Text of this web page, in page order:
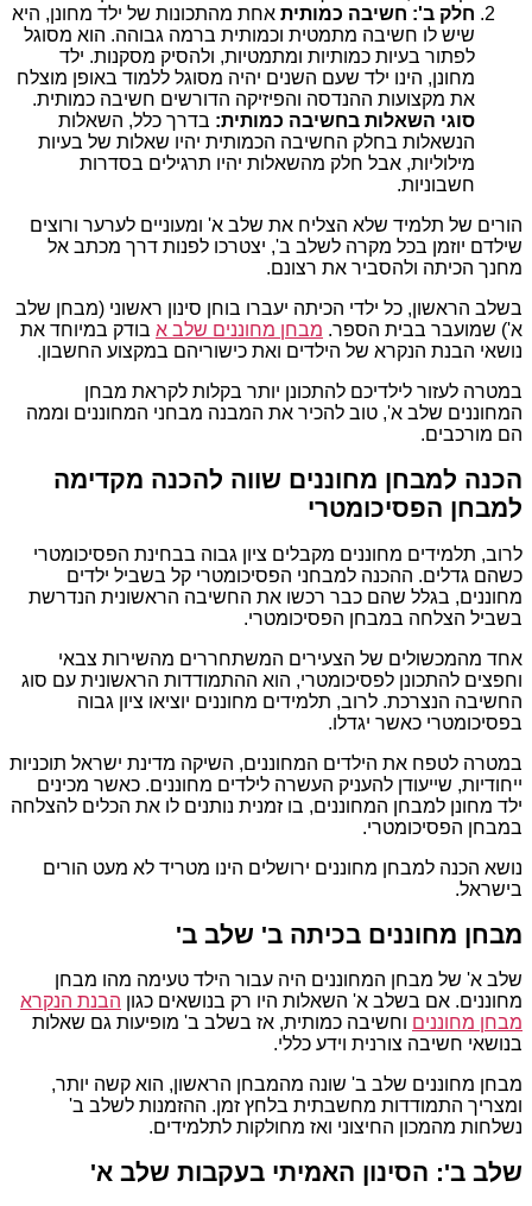
חלק ב': חשיבה כמותית אחת מהתכונות של ילד מחונן, היא
שיש לו חשיבה מתמטית וכמותית ברמה גבוהה. הוא מסוגל
לפתור בעיות כמותיות ומתמטיות, ולהסיק מסקנות. ילד
מחונן, הינו ילד שעם השנים יהיה מסוגל ללמוד באופן מוצלח
את מקצועות ההנדסה והפיזיקה הדורשים חשיבה כמותית.
סוגי השאלות בחשיבה כמותית: בדרך כלל, השאלות
הנשאלות בחלק החשיבה הכמותית יהיו שאלות של בעיות
מילוליות, אבל חלק מהשאלות יהיו תרגילים בסדרות
חשבוניות.
הורים של תלמיד שלא הצליח את שלב א' ומעוניים לערער ורוצים
שילדם יוזמן בכל מקרה לשלב ב', יצטרכו לפנות דרך מכתב אל
מחנך הכיתה ולהסביר את רצונם.
בשלב הראשון, כל ילדי הכיתה יעברו בוחן סינון ראשוני (מבחן שלב
א') שמועבר בבית הספר. מבחן מחוננים שלב א בודק במיוחד את
נושאי הבנת הנקרא של הילדים ואת כישוריהם במקצוע החשבון.
במטרה לעזור לילדיכם להתכונן יותר בקלות לקראת מבחן
המחוננים שלב א', טוב להכיר את המבנה מבחני המחוננים וממה
הם מורכבים.
הכנה למבחן מחוננים שווה להכנה מקדימה
למבחן הפסיכומטרי
לרוב, תלמידים מחוננים מקבלים ציון גבוה בבחינת הפסיכומטרי
כשהם גדלים. ההכנה למבחני הפסיכומטרי קל בשביל ילדים
מחוננים, בגלל שהם כבר רכשו את החשיבה הראשונית הנדרשת
בשביל הצלחה במבחן הפסיכומטרי.
אחד מהמכשולים של הצעירים המשתחררים מהשירות צבאי
וחפצים להתכונן לפסיכומטרי, הוא ההתמודדות הראשונית עם סוג
החשיבה הנצרכת. לרוב, תלמידים מחוננים יוציאו ציון גבוה
בפסיכומטרי כאשר יגדלו.
במטרה לטפח את הילדים המחוננים, השיקה מדינת ישראל תוכניות
ייחודיות, שייעודן להעניק העשרה לילדים מחוננים. כאשר מכינים
ילד מחונן למבחן המחוננים, בו זמנית נותנים לו את הכלים להצלחה
במבחן הפסיכומטרי.
נושא הכנה למבחן מחוננים ירושלים הינו מטריד לא מעט הורים
בישראל.
מבחן מחוננים בכיתה ב' שלב ב'
שלב א' של מבחן המחוננים היה עבור הילד טעימה מהו מבחן
מחוננים. אם בשלב א' השאלות היו רק בנושאים כגון הבנת הנקרא
מבחן מחוננים וחשיבה כמותית, אז בשלב ב' מופיעות גם שאלות
בנושאי חשיבה צורנית וידע כללי.
מבחן מחוננים שלב ב' שונה מהמבחן הראשון, הוא קשה יותר,
ומצריך התמודדות מחשבתית בלחץ זמן. ההזמנות לשלב ב'
נשלחות מהמכון החיצוני ואז מחולקות לתלמידים.
שלב ב': הסינון האמיתי בעקבות שלב א'